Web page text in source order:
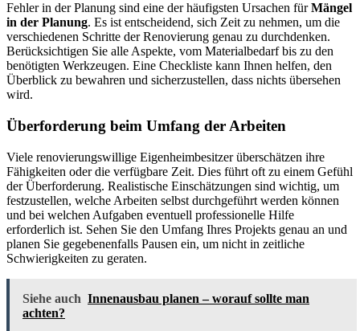
Fehler in der Planung sind eine der häufigsten Ursachen fürMängel
in der Planung. Es ist entscheidend, sich Zeit zu nehmen, um die
verschiedenen Schritte der Renovierung genau zu durchdenken.
Berücksichtigen Sie alle Aspekte, vom Materialbedarf bis zu den
benötigten Werkzeugen. Eine Checkliste kann Ihnen helfen, den
Überblick zu bewahren und sicherzustellen, dass nichts übersehen
wird.
Überforderung beim Umfang der Arbeiten
Viele renovierungswillige Eigenheimbesitzer überschätzen ihre
Fähigkeiten oder die verfügbare Zeit. Dies führt oft zu einem Gefühl
der Überforderung. Realistische Einschätzungen sind wichtig, um
festzustellen, welche Arbeiten selbst durchgeführt werden können
und bei welchen Aufgaben eventuell professionelle Hilfe
erforderlich ist. Sehen Sie den Umfang Ihres Projekts genau an und
planen Sie gegebenenfalls Pausen ein, um nicht in zeitliche
Schwierigkeiten zu geraten.
Siehe auch Innenausbau planen – worauf sollte man
achten?